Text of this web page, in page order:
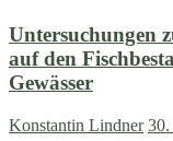
Untersuchungen
auf den
Gewässer
Konstantin Lindner